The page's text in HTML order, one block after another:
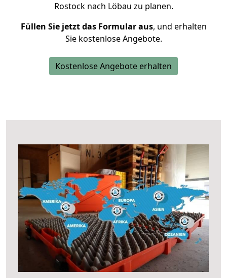
Rostock nach Löbau zu planen.
Füllen Sie jetzt das Formular aus, und erhalten
Sie kostenlose Angebote.
Kostenlose Angebote erhalten